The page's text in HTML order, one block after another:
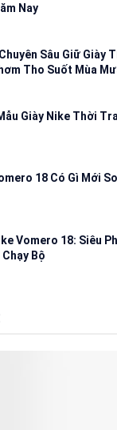
Nay
Sâu Giữ Giày
Tho Suốt Mùa
Giày Nike Thời
18 Có Gì Mới
Vomero 18: Siêu
Bộ